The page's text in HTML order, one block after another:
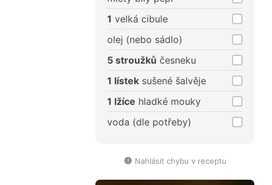
1 velká cibule
olej (nebo sádlo)
5 stroužků česneku
1 lístek sušené šalvěje
1 lžíce hladké mouky
voda (dle potřeby)
Nahlásit chybu v receptu